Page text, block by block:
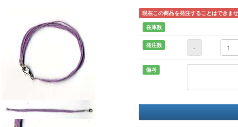
現在この商品を発注することはできま
在庫数
発注数 -
備考